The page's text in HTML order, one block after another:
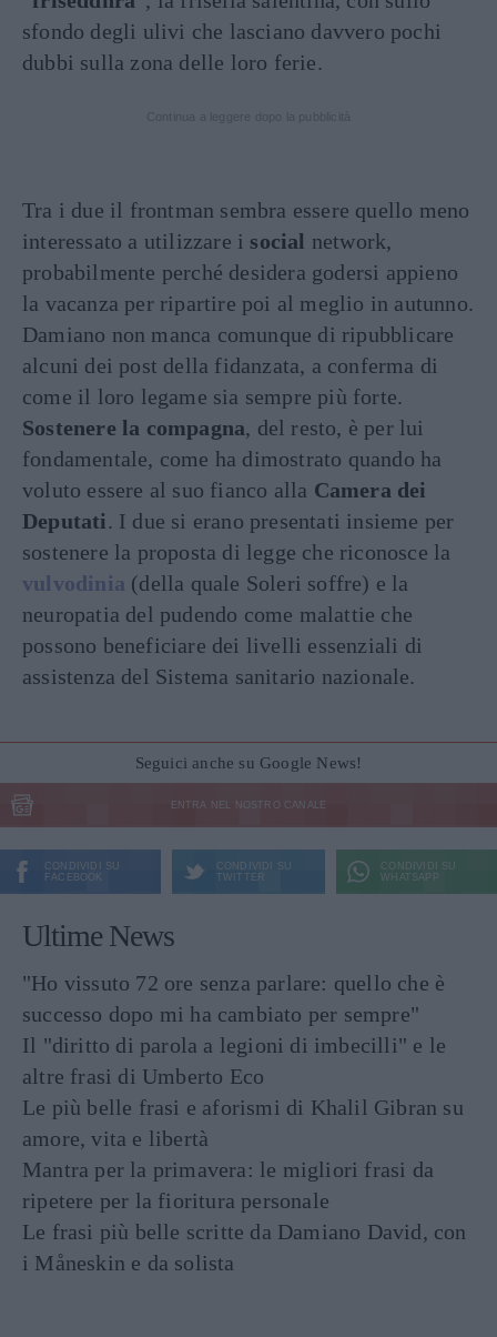
sfondo degli ulivi che lasciano davvero pochi
dubbi sulla zona delle loro ferie.
Tra i due il frontman sembra essere quello meno
interessato a utilizzare i social network,
probabilmente perché desidera godersi appieno
la vacanza per ripartire poi al meglio in autunno.
Damiano non manca comunque di ripubblicare
alcuni dei post della fidanzata, a conferma di
come il loro legame sia sempre più forte.
Sostenere la compagna, del resto, è per lui
fondamentale, come ha dimostrato quando ha
voluto essere al suo fianco alla Camera dei
Deputati. I due si erano presentati insieme per
sostenere la proposta di legge che riconosce la
vulvodinia (della quale Soleri soffre) e la
neuropatia del pudendo come malattie che
possono beneficiare dei livelli essenziali di
assistenza del Sistema sanitario nazionale.
Seguici anche su Google News!
ENTRA NEL NOSTRO CANALE
CONDIVIDI SU
FACEBOOK
CONDIVIDI SU
TWITTER
CONDIVIDI SU
WHATSAPP
Ultime News
"Ho vissuto 72 ore senza parlare: quello che è
successo dopo mi ha cambiato per sempre"
Il "diritto di parola a legioni di imbecilli" e le
altre frasi di Umberto Eco
Le più belle frasi e aforismi di Khalil Gibran su
amore, vita e libertà
Mantra per la primavera: le migliori frasi da
ripetere per la fioritura personale
Le frasi più belle scritte da Damiano David, con
i Måneskin e da solista